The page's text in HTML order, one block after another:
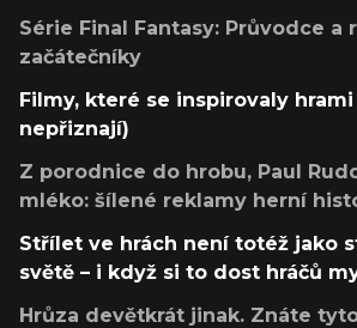
Série Final Fantasy: Průvodce a
začátečníky
Filmy, které se inspirovaly
nepřiznají)
Z porodnice do hrobu, Paul
mléko: šílené reklamy herní
Střílet ve hrách není totéž jako
světě – i když si to dost hráčů
Hrůza devětkrát jinak. Znáte